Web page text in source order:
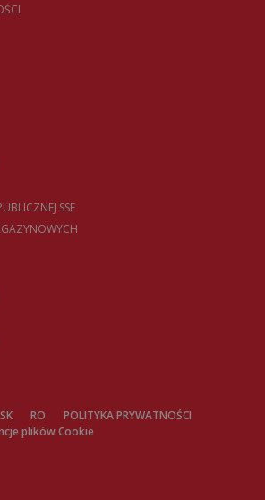
SSE
SK RO
POLITYKA PRYWATNOŚCI
plików Cookie